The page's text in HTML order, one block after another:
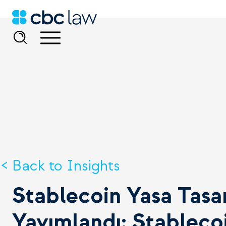
Back to Insights
Stablecoin Yasa